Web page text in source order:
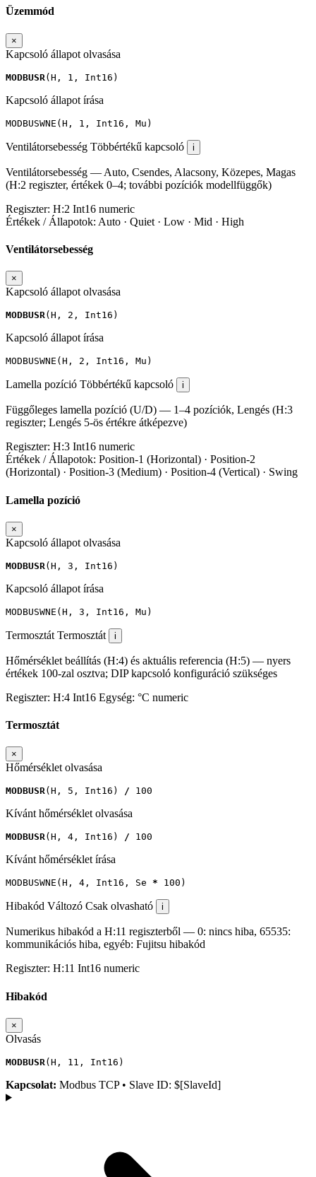
Üzemmód
×
Kapcsoló állapot olvasása
MODBUSR ( H , 1 , Int16 )
Kapcsoló állapot írása
MODBUSWNE ( H , 1 , Int16 , Mu )
Ventilátorsebesség Többértékű kapcsoló i
Ventilátorsebesség — Auto, Csendes, Alacsony, Közepes, Magas
(H:2 regiszter, értékek 0–4; további pozíciók modellfüggők)
Regiszter: H:2 Int16 numeric
Értékek / Állapotok: Auto · Quiet · Low · Mid · High
Ventilátorsebesség
×
Kapcsoló állapot olvasása
MODBUSR( H , 2 , Int16 )
Kapcsoló állapot írása
MODBUSWNE ( H , 2 , Int16 , Mu )
Lamella pozíció Többértékű kapcsoló i
Függőleges lamella pozíció (U/D) — 1–4 pozíciók, Lengés (H:3
regiszter; Lengés 5-ös értékre átképezve)
Regiszter: H:3 Int16 numeric
Értékek / Állapotok: Position-1 (Horizontal) · Position-2
(Horizontal) · Position-3 (Medium) · Position-4 (Vertical) · Swing
Lamella pozíció
×
Kapcsoló állapot olvasása
MODBUSR ( H , 3 , Int16 )
Kapcsoló állapot írása
MODBUSWNE ( H , 3 , Int16 , Mu )
Termosztát Termosztát i
Hőmérséklet beállítás (H:4) és aktuális referencia (H:5) — nyers
értékek 100-zal osztva; DIP kapcsoló konfiguráció szükséges
Regiszter: H:4 Int16 Egység: °C numeric
Termosztát
×
Hőmérséklet olvasása
MODBUSR( H , 5 , Int16 ) / 100
Kívánt hőmérséklet olvasása
MODBUSR( H , 4 , Int16 ) / 100
Kívánt hőmérséklet írása
MODBUSWNE ( H , 4 , Int16 , Se * 100 )
Hibakód Változó Csak olvasható i
Numerikus hibakód a H:11 regiszterből — 0: nincs hiba, 65535:
kommunikációs hiba, egyéb: Fujitsu hibakód
Regiszter: H:11 Int16 numeric
Hibakód
×
Olvasás
MODBUSR ( H , 11 , Int16 )
Kapcsolat: Modbus TCP • Slave ID: $[SlaveId]